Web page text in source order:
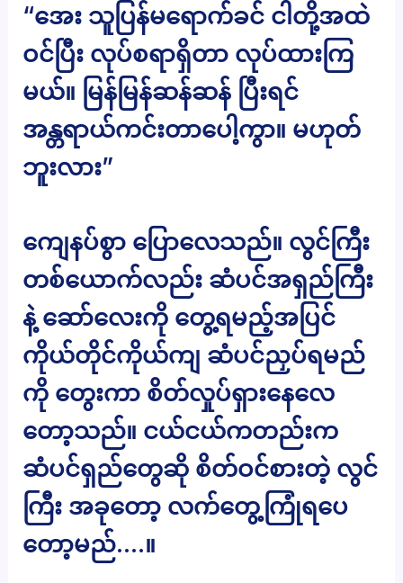
“အေး သူပြန်မရောက်ခင် ငါတို့အထဲ
ဝင်ပြီး လုပ်စရာရှိတာ လုပ်ထားကြ
မယ်။ မြန်မြန်ဆန်ဆန် ပြီးရင်
အန္တရာယ်ကင်းတာပေါ့ကွာ။ မဟုတ်
ဘူးလား”
ကျေနပ်စွာ ပြောလေသည်။ လွင်ကြီး
တစ်ယောက်လည်း ဆံပင်အရှည်ကြီး
နဲ့ ဆော်လေးကို တွေ့ရမည့်အပြင်
ကိုယ်တိုင်ကိုယ်ကျ ဆံပင်ညှပ်ရမည်
ကို တွေးကာ စိတ်လှုပ်ရှားနေလေ
တော့သည်။ ငယ်ငယ်ကတည်းက
ဆံပင်ရှည်တွေဆို စိတ်ဝင်စားတဲ့ လွင်
ကြီး အခုတော့ လက်တွေ့ကြုံရပေ
တော့မည်….။